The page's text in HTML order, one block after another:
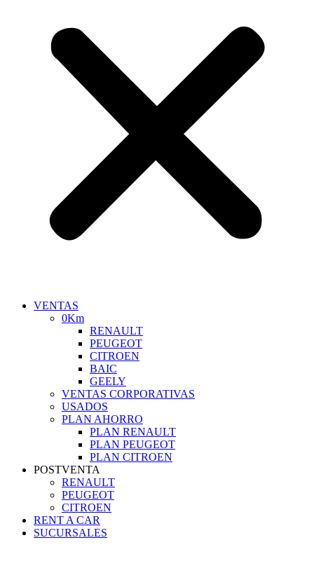
VENTAS
0Km
RENAULT
PEUGEOT
CITROEN
BAIC
GEELY
VENTAS CORPORATIVAS
USADOS
PLAN AHORRO
PLAN RENAULT
PLAN PEUGEOT
PLAN CITROEN
POSTVENTA
RENAULT
PEUGEOT
CITROEN
RENT A CAR
SUCURSALES